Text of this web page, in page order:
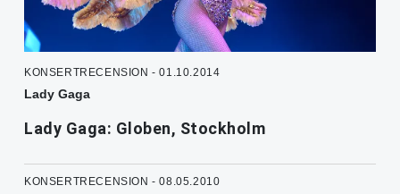
KONSERTRECENSION - 01.10.2014
Lady Gaga
Lady Gaga: Globen, Stockholm
KONSERTRECENSION - 08.05.2010